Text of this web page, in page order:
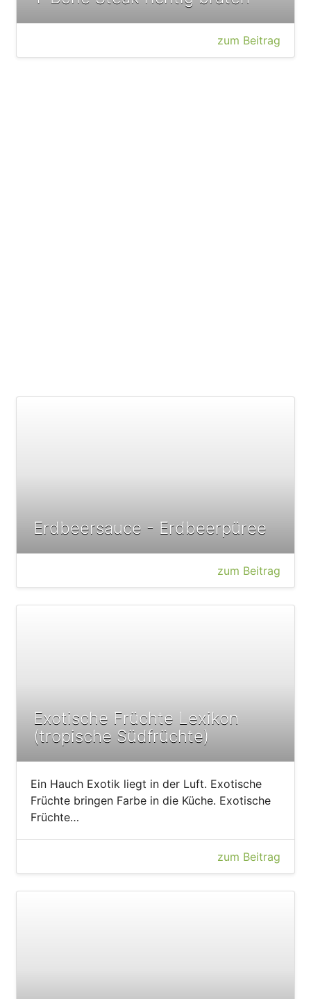
zum Beitrag
Erdbeersauce - Erdbeerpüree
zum Beitrag
Exotische Früchte Lexikon
(tropische Südfrüchte)
Ein Hauch Exotik liegt in der Luft. Exotische
Früchte bringen Farbe in die Küche. Exotische
Früchte…
zum Beitrag